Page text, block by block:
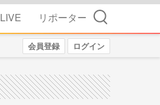
LIVE リポーター 検索
会員登録 ログイン